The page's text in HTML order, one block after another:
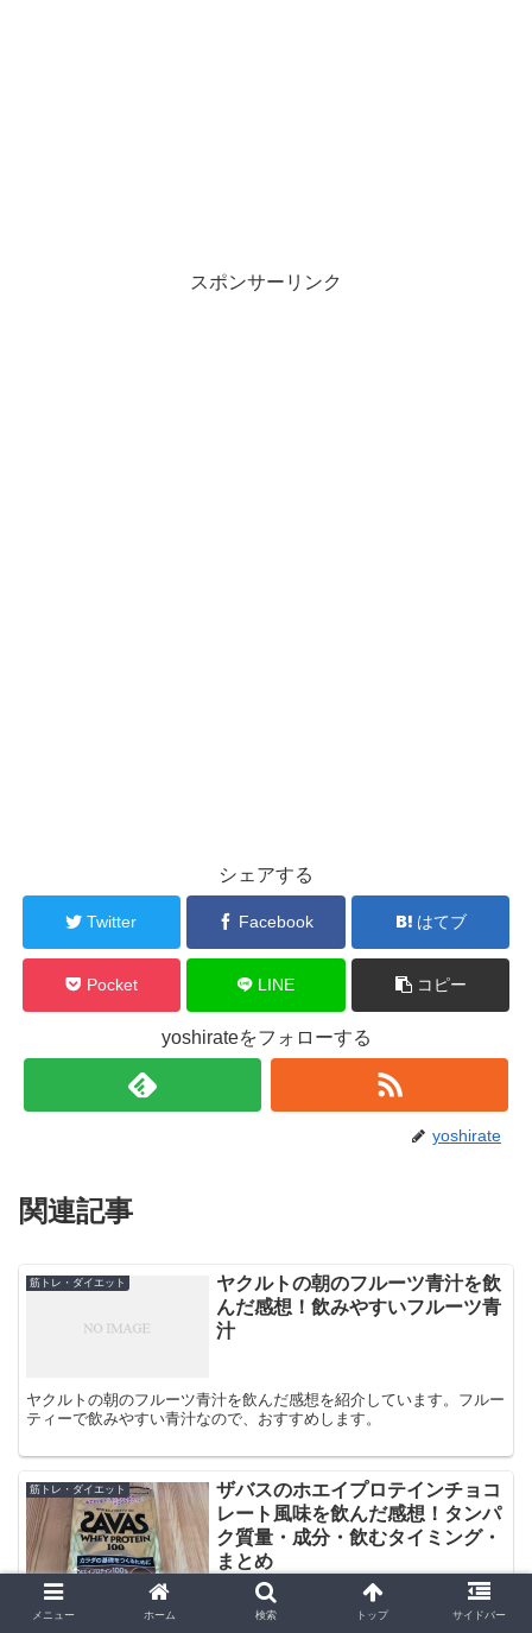
スポンサーリンク
シェアする
Twitter Facebook はてブ
Pocket LINE コピー
yoshirateをフォローする
yoshirate
関連記事
筋トレ・ダイエット
ヤクルトの朝のフルーツ青汁を飲
んだ感想！飲みやすいフルーツ青
汁
ヤクルトの朝のフルーツ青汁を飲んだ感想を紹介しています。フルー
ティーで飲みやすい青汁なので、おすすめします。
筋トレ・ダイエット
ザバスのホエイプロテインチョコ
レート風味を飲んだ感想！タンパ
ク質量・成分・飲むタイミング・
まとめ
メニュー ホーム 検索 トップ サイドバー